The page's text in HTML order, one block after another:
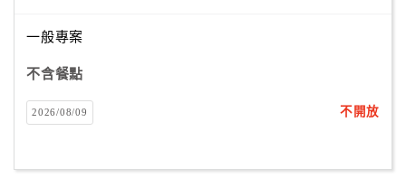
訂
房
Q&A
一般專案
不含餐點
2026/08/09 不開放